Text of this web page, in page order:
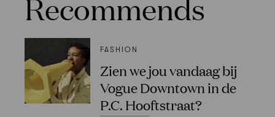
Recommends
FASHION
Zien we jou vandaag bij
Vogue Downtown in de
P.C. Hooftstraat?